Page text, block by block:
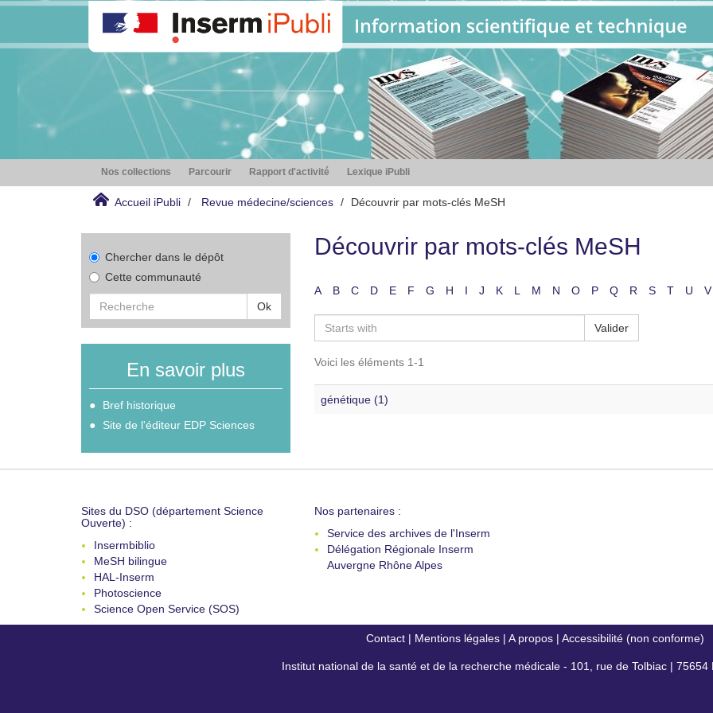
Nos collections Parcourir Rapport d'activité Lexique iPubli
Accueil iPubli Revue médecine/sciences Découvrir par mots-clés MeSH
Chercher dans le dépôt
Cette communauté
Ok
En savoir plus
Bref historique
Site de l'éditeur EDP Sciences
Découvrir par mots-clés MeSH
A B C D E F G H I J K L M N O P Q R S T U V
Valider
Voici les éléments 1-1
génétique (1)
Sites du DSO (département Science
Ouverte) :
Insermbiblio
MeSH bilingue
HAL-Inserm
Photoscience
Science Open Service (SOS)
Nos partenaires :
Service des archives de l'Inserm
Délégation Régionale Inserm
Auvergne Rhône Alpes
Contact| Mentions légales| A propos| Accessibilité (non conforme)
Institut national de la santé et de la recherche médicale - 101, rue de Tolbiac | 75654